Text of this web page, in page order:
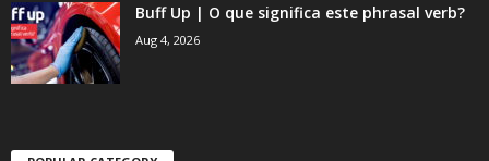
Buff Up | O que significa este phrasal verb?
Aug 4, 2026